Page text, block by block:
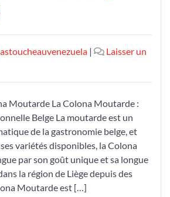
|
Laisser un
Moutarde La Colona Moutarde :
Belge La moutarde est un
de la gastronomie belge, et
variétés disponibles, la Colona
par son goût unique et sa longue
la région de Liège depuis des
Moutarde est […]